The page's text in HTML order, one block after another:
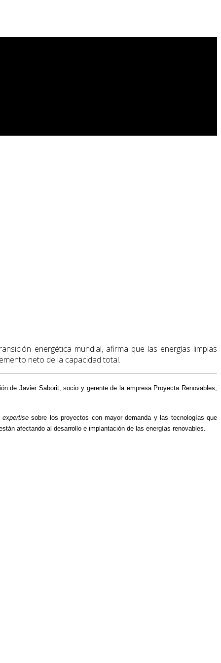
energética mundial, afirma que las energías limpias
neto de la capacidad total.
de Javier Saborit, socio y gerente de la empresa Proyecta Renovables,
expertisesobre los proyectos con mayor demanda y las tecnologías que
afectando al desarrollo e implantación de las energías renovables.